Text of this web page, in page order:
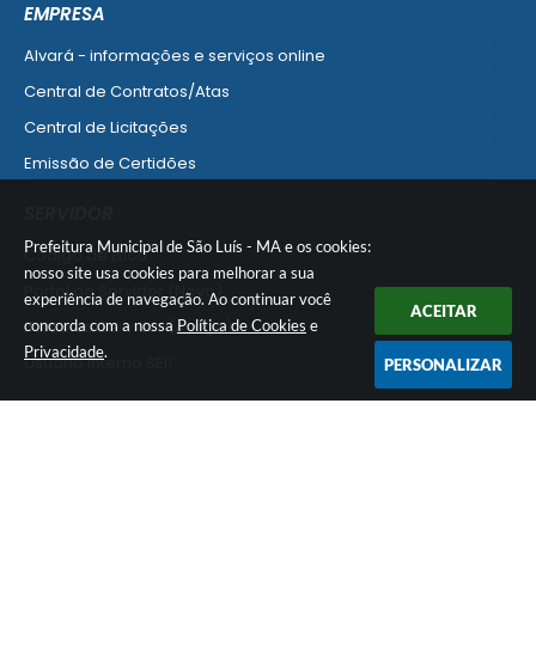
Prefeitura Municipal de São Luís - MA e os cookies:
nosso site usa cookies para melhorar a sua
experiência de navegação. Ao continuar você
concorda com a nossa Política de Cookies e
Privacidade.
ACEITAR
PERSONALIZAR
EMPRESA
Alvará - informações e serviços online
Central de Contratos/Atas
Central de Licitações
Emissão de Certidões
Ver mais serviços para Empresa
Código de Ética
Portal do Servidor (Novo)
Portal do Servidor (Antigo)
Usuário Interno SEI!
SISCON